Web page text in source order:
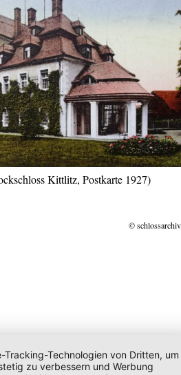
Kittlitz, Postkarte 1927)
©
Tracking-Technologien von Dritten, um
zu verbessern und Werbung